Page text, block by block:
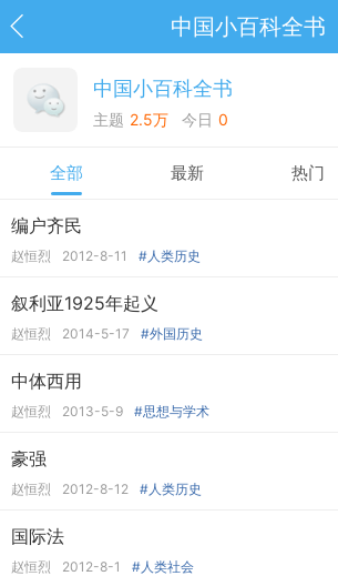
中国小百科全书
中国小百科全书
主题 2.5万 今日 0
全部 最新 热门
编户齐民
赵恒烈 2012-8-11 #人类历史
叙利亚1925年起义
赵恒烈 2014-5-17 #外国历史
中体西用
赵恒烈 2013-5-9 #思想与学术
豪强
赵恒烈 2012-8-12 #人类历史
国际法
赵恒烈 2012-8-1 #人类社会